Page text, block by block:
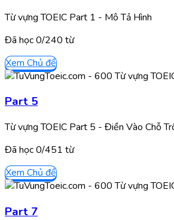
Từ vựng TOEIC Part 1 - Mô Tả Hình
Đã học0/240 từ
Xem Chủ đề
Part 5
Từ vựng TOEIC Part 5 - Điền Vào Chỗ
Đã học0/451 từ
Xem Chủ đề
Part 7